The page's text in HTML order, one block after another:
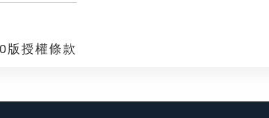
版授權條款